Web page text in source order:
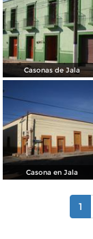
Casonas de Jala
Casona en Jala
1